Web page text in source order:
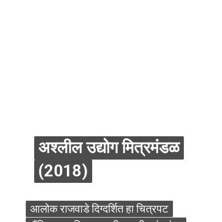
आलोक राजवाडे दिग्दर्शित हा चित्रपट
आलोक राजवाडे दिग्दर्शित हा चित्रपट
अश्लील उद्योग मित्रमंडळ
(2018)
अश्लील उद्योग मित्रमंडळ
(2018)